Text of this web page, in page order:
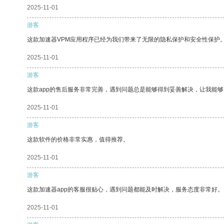
2025-11-01
游客
这款加速器VPM应用程序已经为我们带来了无限的隐私保护和安全性保护。
2025-11-01
游客
这款app的售后服务非常完善，遇到问题总是能够得到妥善解决，让我能够
2025-11-01
游客
这款软件的价格非常实惠，值得推荐。
2025-11-01
游客
这款加速器app的客服很贴心，遇到问题都能及时解决，服务态度非常好。
2025-11-01